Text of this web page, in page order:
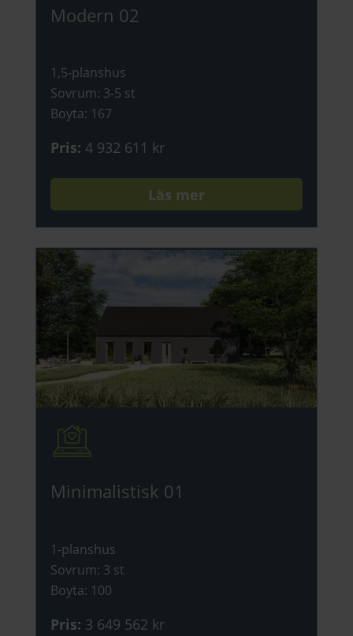
Modern 02
1,5-planshus
Sovrum: 3-5 st
Boyta: 167
Pris: 4 932 611 kr
Läs mer
Minimalistisk 01
1-planshus
Sovrum: 3 st
Boyta: 100
Pris: 3 649 562 kr